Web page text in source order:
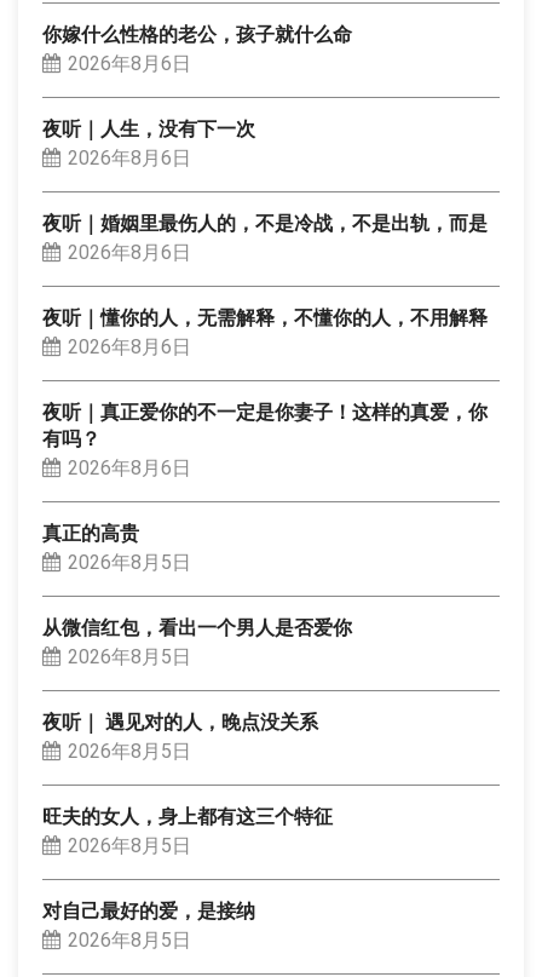
你嫁什么性格的老公，孩子就什么命
2026年8月6日
夜听｜人生，没有下一次
2026年8月6日
夜听｜婚姻里最伤人的，不是冷战，不是出轨，而是
2026年8月6日
夜听｜懂你的人，无需解释，不懂你的人，不用解释
2026年8月6日
夜听｜真正爱你的不一定是你妻子！这样的真爱，你
有吗？
2026年8月6日
真正的高贵
2026年8月5日
从微信红包，看出一个男人是否爱你
2026年8月5日
夜听｜ 遇见对的人，晚点没关系
2026年8月5日
旺夫的女人，身上都有这三个特征
2026年8月5日
对自己最好的爱，是接纳
2026年8月5日